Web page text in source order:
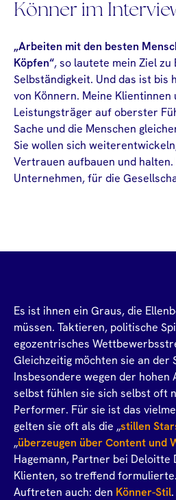
Könner im
„Arbeiten mit den besten
Köpfen“, so lautete mein Ziel zu
Selbständigkeit. Und das ist bis
von Könnern. Meine Klientinnen
Leistungsträger auf oberster
Sache und die Menschen
Sie wollen sich
Vertrauen aufbauen und
Unternehmen, für die
Es ist ihnen ein Graus, die
müssen. Taktieren, politische
egozentrisches
Gleichzeitig möchten sie an der
Insbesondere wegen der hohen
selbst fühlen sie sich selbst oft
Performer. Für sie ist das
gelten sie oft als die „stillen
„überzeugen über Content und
Hagemann, Partner bei Deloitte
Klienten, so treffend
Auftreten auch: den Könner-Stil.